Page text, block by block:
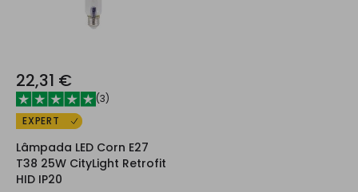
22,31 €
(3)
EXPERT
Lâmpada LED Corn E27
T38 25W CityLight Retrofit
HID IP20